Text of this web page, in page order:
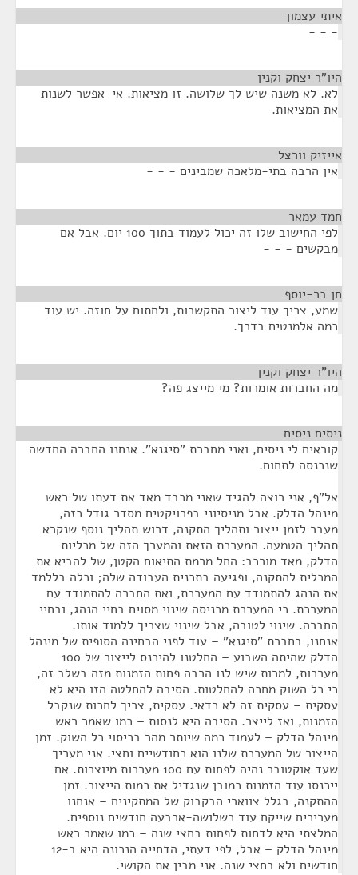
איתי עצמון
- - -
היו"ר יצחק וקנין
לא. לא משנה שיש לך שלושה. זו מציאות. אי-אפשר לשנות
את המציאות.
אייזיק וורצל
אין הרבה בתי-מלאכה שמבינים - - -
חמד עמאר
לפי החישוב שלו זה יכול לעמוד בתוך 100 יום. אבל אם
מבקשים - - -
חן בר-יוסף
שמע, צריך עוד ליצור התקשרות, ולחתום על חוזה. יש עוד
כמה אלמנטים בדרך.
היו"ר יצחק וקנין
מה החברות אומרות? מי מייצג פה?
ניסים ניסים
קוראים לי ניסים, ואני מחברת "סיגנא". אנחנו החברה החדשה
שנכנסה לתחום.
אל"ף, אני רוצה להגיד שאני מכבד מאד את דעתו של ראש
מינהל הדלק. אבל מניסיוני בפרויקטים מסדר גודל כזה,
מעבר לזמן ייצור ותהליך התקנה, דרוש תהליך נוסף שנקרא
תהליך הטמעה. המערכת הזאת והמערך הזה של מכליות
הדלק, מאד מורכב: החל מרמת התיאום הקטן, של להביא את
המכלית להתקנה, ופגיעה בתכנית העבודה שלה; וכלה בללמד
את הנהג להתמודד עם המערכת, ואת החברה להתמודד עם
המערכת. כי המערכת מכניסה שינוי מסוים בחיי הנהג, ובחיי
החברה. שינוי לטובה, אבל שינוי שצריך ללמוד אותו.
אנחנו, בחברת "סיגנא" – עוד לפני הבחינה הסופית של מינהל
הדלק שהיתה השבוע – החלטנו להיכנס לייצור של 100
מערכות, למרות שיש לנו הרבה פחות הזמנות מזה בשלב זה,
כי כל השוק מחכה להחלטות. הסיבה להחלטה הזו היא לא
עסקית – עסקית זה לא כדאי. עסקית, צריך לחכות שנקבל
הזמנות, ואז לייצר. הסיבה היא לנסות – כמו שאמר ראש
מינהל הדלק – לעמוד כמה שיותר מהר בכיסוי כל השוק. זמן
הייצור של המערכת שלנו הוא כחודשיים וחצי. אני מעריך
שעד אוקטובר נהיה לפחות עם 100 מערכות מיוצרות. אם
ייכנסו עוד הזמנות כמובן שנגדיל את כמות הייצור. זמן
ההתקנה, בגלל צווארי הבקבוק של המתקינים – אנחנו
מעריכים שייקח עוד כשלושה-ארבעה חודשים נוספים.
המלצתי היא לדחות לפחות בחצי שנה – כמו שאמר ראש
מינהל הדלק – אבל, לפי דעתי, הדחייה הנכונה היא ב-12
חודשים ולא בחצי שנה. אני מבין את הקושי.